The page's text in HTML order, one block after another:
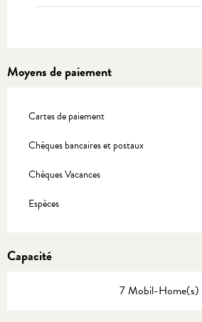
Moyens de paiement
Cartes de paiement
Chèques bancaires et postaux
Chèques Vacances
Espèces
Capacité
7 Mobil-Home(s)